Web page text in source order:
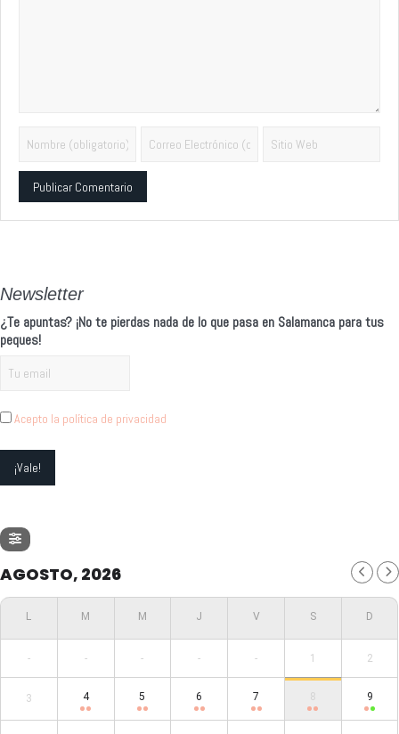
Newsletter
¿Te apuntas? ¡No te pierdas nada de lo que pasa en Salamanca para tus
peques!
Acepto la política de privacidad
AGOSTO, 2026
- - - - - 1 2
3 4 5 6 7 8 9